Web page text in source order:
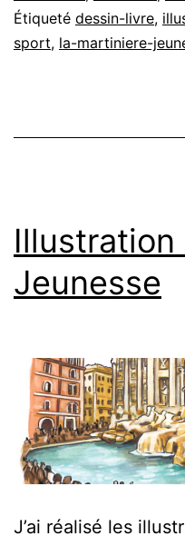
Étiqueté dessin-livre,
sport, la-martiniere-
Illustration
Jeunesse
J’ai réalisé les